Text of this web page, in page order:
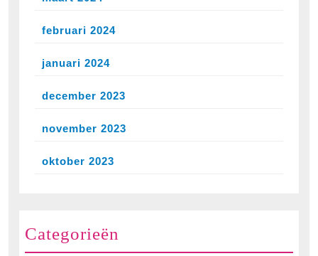
februari 2024
januari 2024
december 2023
november 2023
oktober 2023
Categorieën